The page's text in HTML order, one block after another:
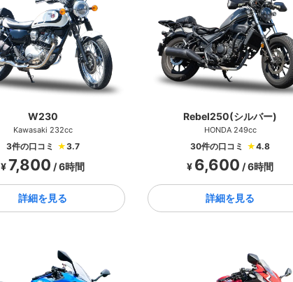
W230
Kawasaki 232cc
3件の口コミ ★3.7
¥7,800 / 6時間
詳細を見る
Rebel250(シルバー)
HONDA 249cc
30件の口コミ ★4.8
¥ 6,600 / 6時間
詳細を見る